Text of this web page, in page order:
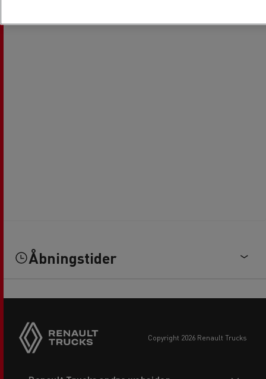
Åbningstider
copyright 2026 Renault Trucks